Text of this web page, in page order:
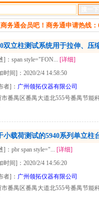
务通会员吧！商务通申请热线：
双立柱测试系统用于拉伸、压
]：span style="FON... [详细]
时间]：2020/2/4 14:58:50
者]： 广州领拓仪器有限公司
市番禺区番禺大道北555号番禺节能
小载荷测试的5940系列单立柱
]：pbr span style="... [详细]
时间]：2020/2/4 14:56:20
者]： 广州领拓仪器有限公司
市番禺区番禺大道北555号番禺节能